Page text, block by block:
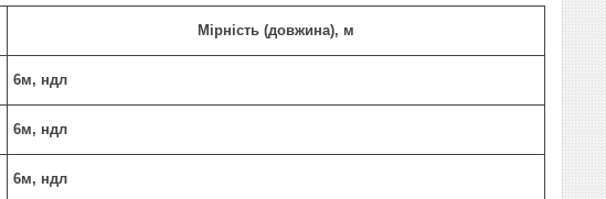
Мірність (довжина), м
6м, ндл
6м, ндл
6м, ндл